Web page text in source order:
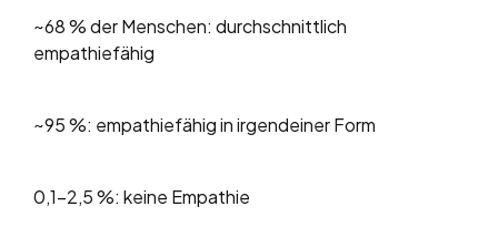
~68 % der Menschen: durchschnittlich
empathiefähig
~95 %: empathiefähig in irgendeiner Form
0,1–2,5 %: keine Empathie